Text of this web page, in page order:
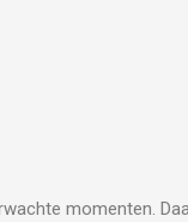
momenten.